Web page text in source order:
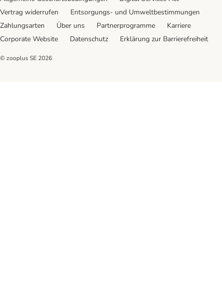
Vertrag widerrufen
Entsorgungs- und Umweltbestimmungen
Zahlungsarten
Über uns Partnerprogramme
Karriere
Corporate Website
Datenschutz Erklärung zur Barrierefreiheit
© zooplus SE 2026